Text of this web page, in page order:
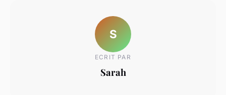
S
ECRIT PAR
Sarah